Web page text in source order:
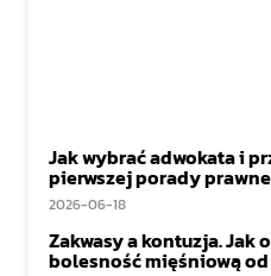
Jak wybrać adwokata i
pierwszej porady
2026-06-18
Zakwasy a kontuzja.
bolesność mięśniową